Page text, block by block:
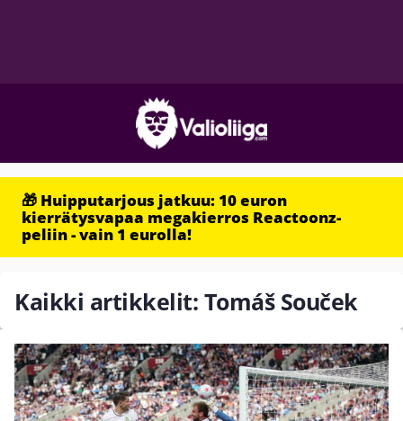
🎁 Huipputarjous jatkuu: 10 euron
kierrätysvapaa megakierros Reactoonz-
peliin - vain 1 eurolla!
Kaikki artikkelit: Tomáš Souček